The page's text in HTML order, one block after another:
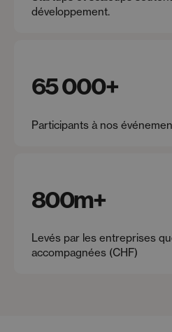
développement.
65 000+
Participants à nos
800m+
Levés par les entreprises
accompagnées (CHF)